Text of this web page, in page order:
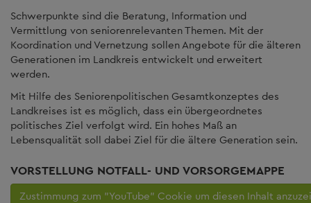
Schwerpunkte sind die Beratung, Information und
Vermittlung von seniorenrelevanten Themen. Mit der
Koordination und Vernetzung sollen Angebote für die älteren
Generationen im Landkreis entwickelt und erweitert
werden.
Mit Hilfe des Seniorenpolitischen Gesamtkonzeptes des
Landkreises ist es möglich, dass ein übergeordnetes
politisches Ziel verfolgt wird. Ein hohes Maß an
Lebensqualität soll dabei Ziel für die ältere Generation sein.
VORSTELLUNG NOTFALL- UND VORSORGEMAPPE
Zustimmung zum "YouTube" Cookie um diesen Inhalt